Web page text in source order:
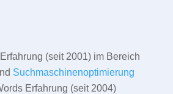
(seit 2001) im Bereich
Suchmaschinenoptimierung
Erfahrung (seit 2004)